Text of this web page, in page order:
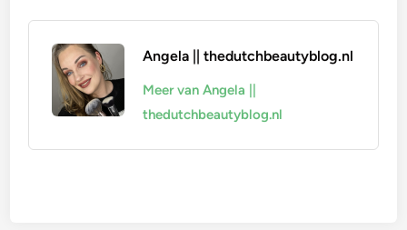
Angela || thedutchbeautyblog.nl
Meer van Angela ||
thedutchbeautyblog.nl